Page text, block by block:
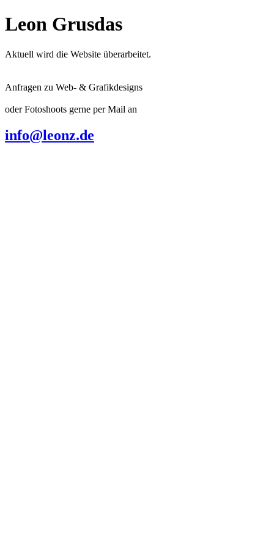
Leon Grusdas
Aktuell wird die Website überarbeitet.
Anfragen zu Web- & Grafikdesigns
oder Fotoshoots gerne per Mail an
info@leonz.de